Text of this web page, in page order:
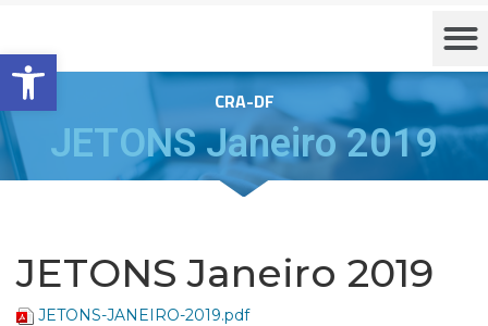
Barra de Ferramentas Aberta
CRA-DF
JETONS Janeiro 2019
JETONS Janeiro 2019
JETONS-JANEIRO-2019.pdf